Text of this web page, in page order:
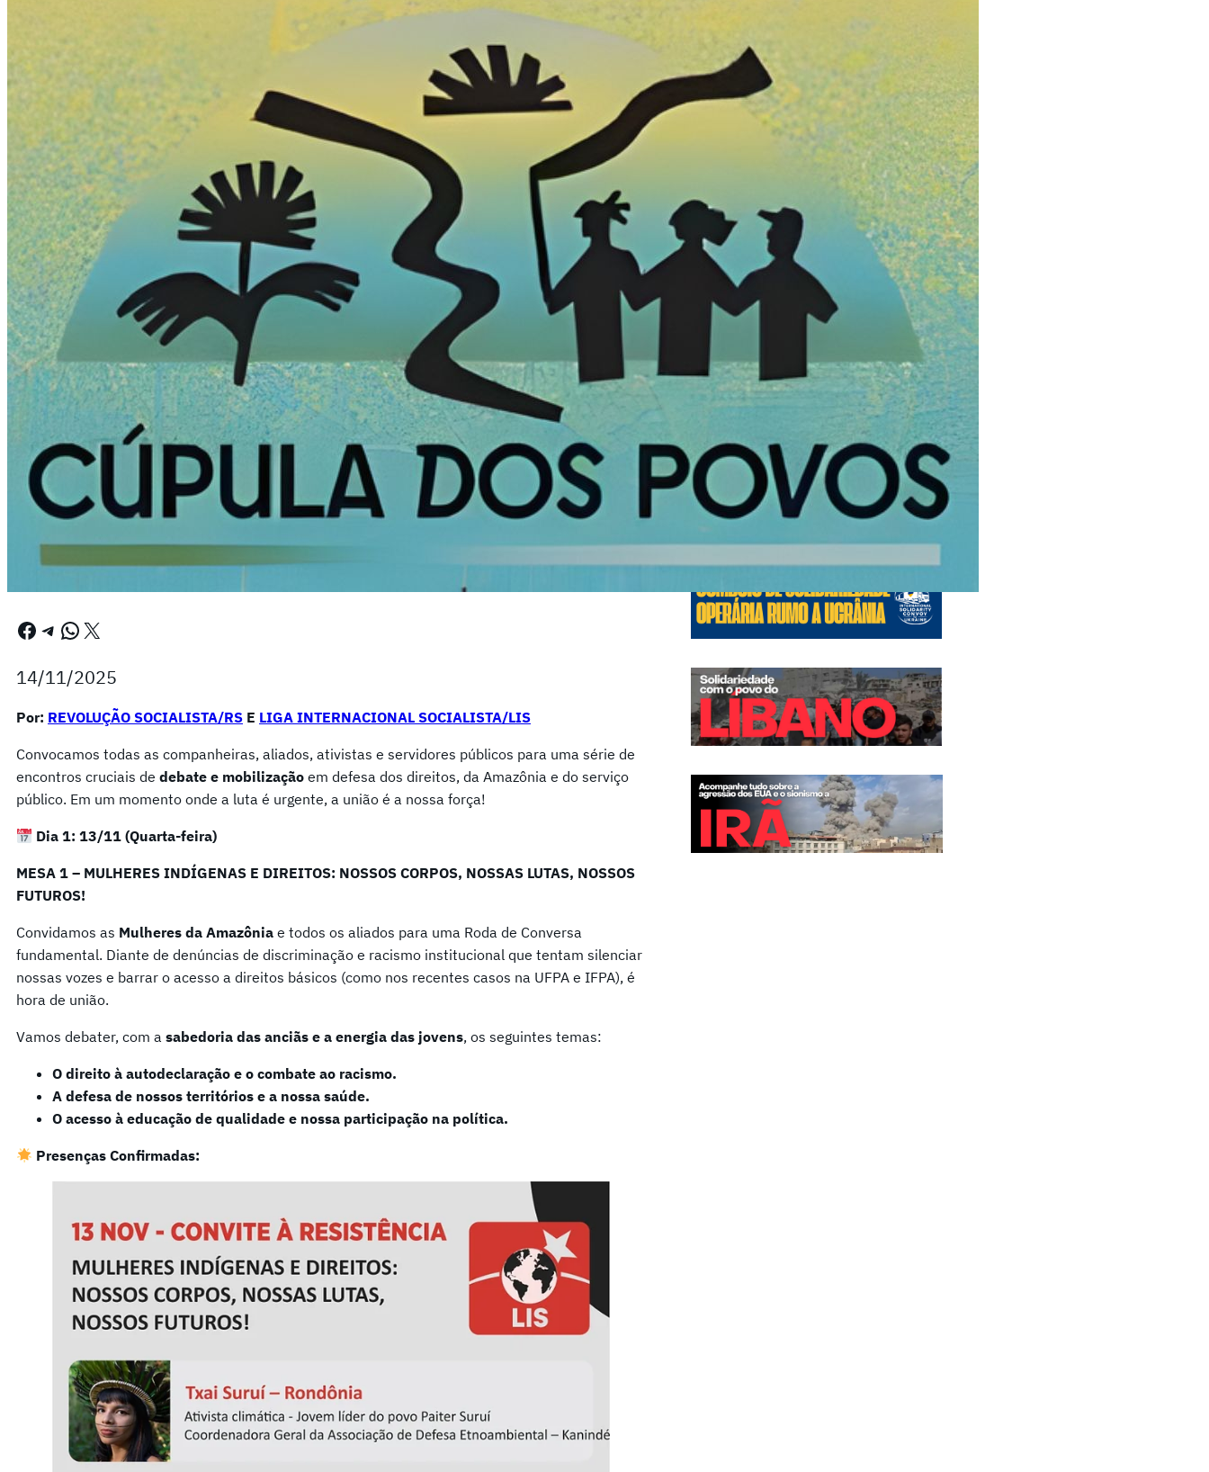
Facebook Telegram WhatsApp X
14/11/2025
Por: REVOLUÇÃO SOCIALISTA/RS E LIGA INTERNACIONAL SOCIALISTA/LIS
Convocamos todas as companheiras, aliados, ativistas e servidores públicos para uma série de
encontros cruciais de debate e mobilização em defesa dos direitos, da Amazônia e do serviço
público. Em um momento onde a luta é urgente, a união é a nossa força!
Dia 1: 13/11 (Quarta-feira)
MESA 1 – MULHERES INDÍGENAS E DIREITOS: NOSSOS CORPOS, NOSSAS LUTAS, NOSSOS
FUTUROS!
Convidamos as Mulheres da Amazônia e todos os aliados para uma Roda de Conversa
fundamental. Diante de denúncias de discriminação e racismo institucional que tentam silenciar
nossas vozes e barrar o acesso a direitos básicos (como nos recentes casos na UFPA e IFPA), é
hora de união.
Vamos debater, com a sabedoria das anciãs e a energia das jovens, os seguintes temas:
O direito à autodeclaração e o combate ao racismo.
A defesa de nossos territórios e a nossa saúde.
O acesso à educação de qualidade e nossa participação na política.
Presenças Confirmadas:
Edições anteriores